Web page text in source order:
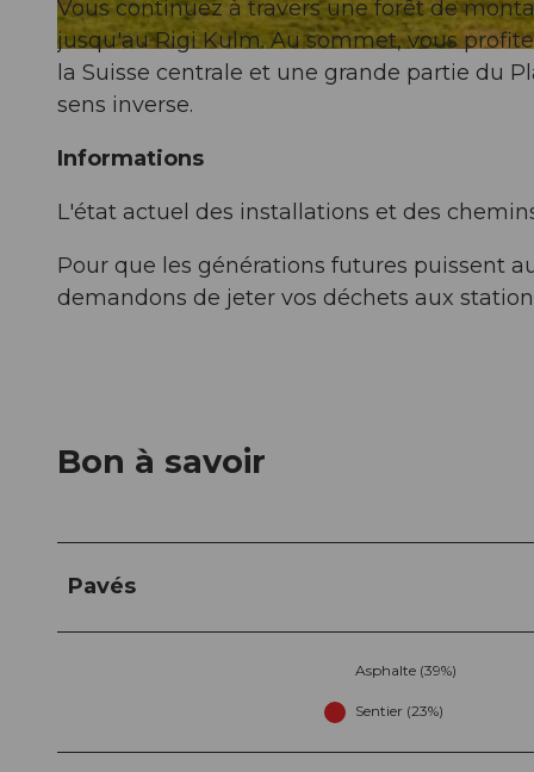
Vous continuez à travers une forêt de
jusqu'au Rigi Kulm. Au sommet, vous
la Suisse centrale et une grande partie du
sens inverse.
Informations
L'état actuel des installations et des
Pour que les générations futures puissent
demandons de jeter vos déchets aux
Bon à savoir
Pavés
Asphalte (39%)
Sentier (23%)